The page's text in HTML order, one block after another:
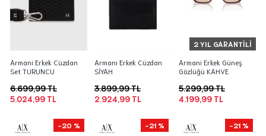
Armani Erkek Cüzdan
Set TURUNCU
5.024,99 TL
6.699,99 TL
Armani Erkek Cüzdan
SİYAH
2.924,99 TL
3.899,99 TL
2 YIL GARANTILI
Armani Erkek Güneş
Gözlüğü KAHVE
4.199,99 TL
5.299,99 TL
-20 % -21 % -21 %